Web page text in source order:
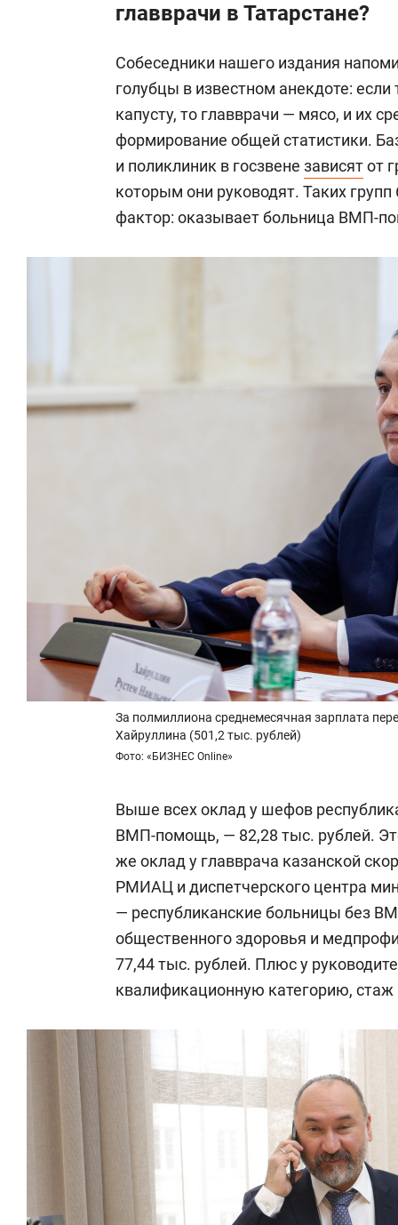
главврачи в Татарстане?
Собеседники нашего издания
голубцы в известном анекдоте:
капусту, то главврачи — мясо, и их
формирование общей статистики.
и поликлиник в госзвене зависятот
которым они руководят. Таких
фактор: оказывает больница ВМП-
За полмиллиона среднемесячная зарплата
Хайруллина (501,2 тыс. рублей)
Фото: «БИЗНЕС Online»
Выше всех оклад у шефов
ВМП-помощь, — 82,28 тыс. рублей.
же оклад у главврача казанской
РМИАЦ и диспетчерского центра
— республиканские больницы без
общественного здоровья и
77,44 тыс. рублей. Плюс у
квалификационную категорию,